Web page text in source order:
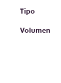
Tipo
Whiskey
Volumen